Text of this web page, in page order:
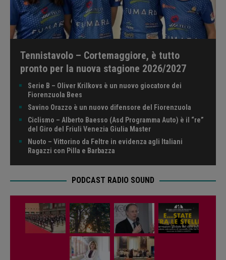
Tennistavolo – Cortemaggiore, è tutto
pronto per la nuova stagione 2026/2027
Serie B – Oliver Krilkovs è un nuovo giocatore dei
Fiorenzuola Bees
Savino Orazzo è un nuovo difensore del Fiorenzuola
Ciclismo – Alberto Baesso (Asd Programma Auto) è il “re”
del Giro del Friuli Venezia Giulia Master
Nuoto – Vittorino da Feltre in evidenza agli Italiani
Ragazzi con Pilla e Barbazza
PODCAST RADIO SOUND